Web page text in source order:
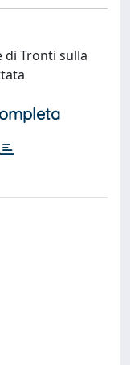
di Tronti sulla